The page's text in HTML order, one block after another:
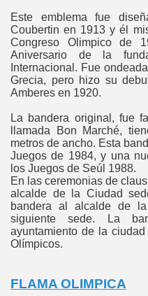
Este emblema fue
Coubertin en 1913 y él
Congreso Olimpico de
Aniversario de la
Internacional. Fue
Grecia, pero hizo su
Amberes en 1920.
La bandera original, fue
llamada Bon Marché,
metros de ancho. Esta
Juegos de 1984, y una
los Juegos de Seúl 1988.
En las ceremonias de
alcalde de la Ciudad
bandera al alcalde de
siguiente sede. La
ayuntamiento de la
Olí­mpicos.
FLAMA OLIMPICA